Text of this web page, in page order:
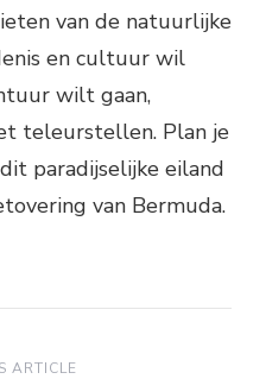
van de natuurlijke
en cultuur wil
wilt gaan,
teleurstellen. Plan je
paradijselijke eiland
van Bermuda.
ARTICLE